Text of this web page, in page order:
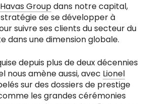
Groupdans notre capital,
de se développer à
suivre ses clients du secteur du
dans une dimension globale.
depuis plus de deux décennies
nous amène aussi, avec Lionel
sur des dossiers de prestige
les grandes cérémonies